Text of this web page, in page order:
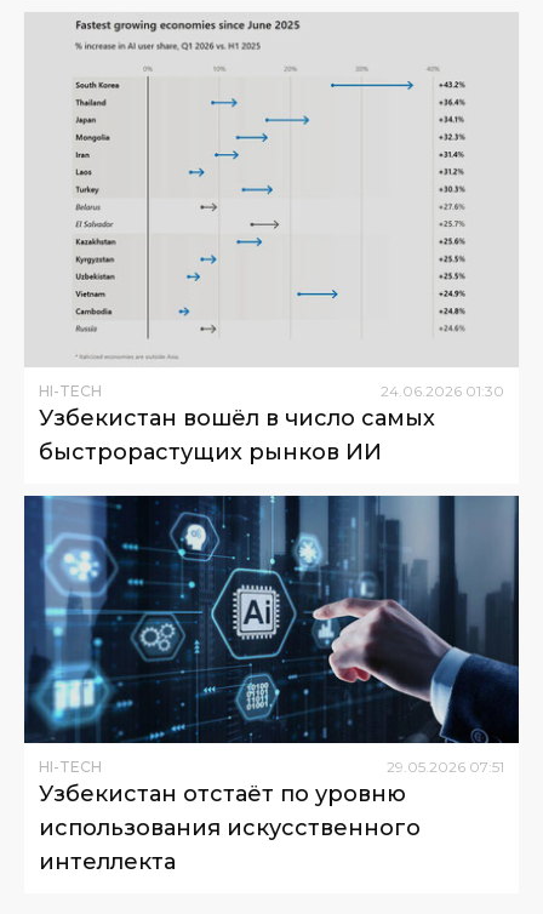
HI-TECH 24.06.2026 01:30
Узбекистан вошёл в число самых
быстрорастущих рынков ИИ
HI-TECH 29.05.2026 07:51
Узбекистан отстаёт по уровню
использования искусственного
интеллекта